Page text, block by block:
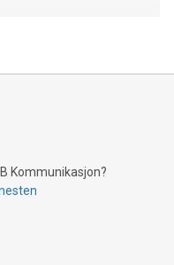
Kommunikasjon?